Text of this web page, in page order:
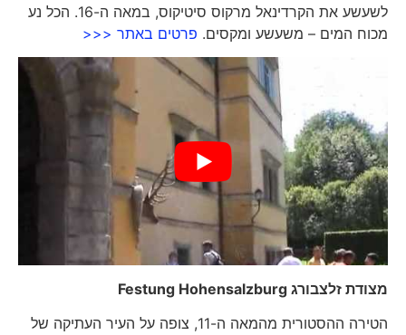
לשעשע את הקרדינאל מרקוס סיטיקוס, במאה ה-16. הכל נע
מכוח המים – משעשע ומקסים.פרטים באתר <<<
מצודת זלצבורגFestung Hohensalzburg
הטירה ההסטורית מהמאה ה-11, צופה על העיר העתיקה של